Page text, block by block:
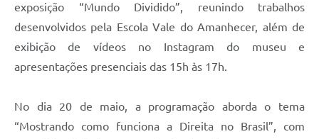
exposição “Mundo Dividido”, reunindo trabalhos
desenvolvidos pela Escola Vale do Amanhecer, além de
exibição de vídeos no Instagram do museu e
apresentações presenciais das 15h às 17h.
No dia 20 de maio, a programação aborda o tema
“Mostrando como funciona a Direita no Brasil”, com